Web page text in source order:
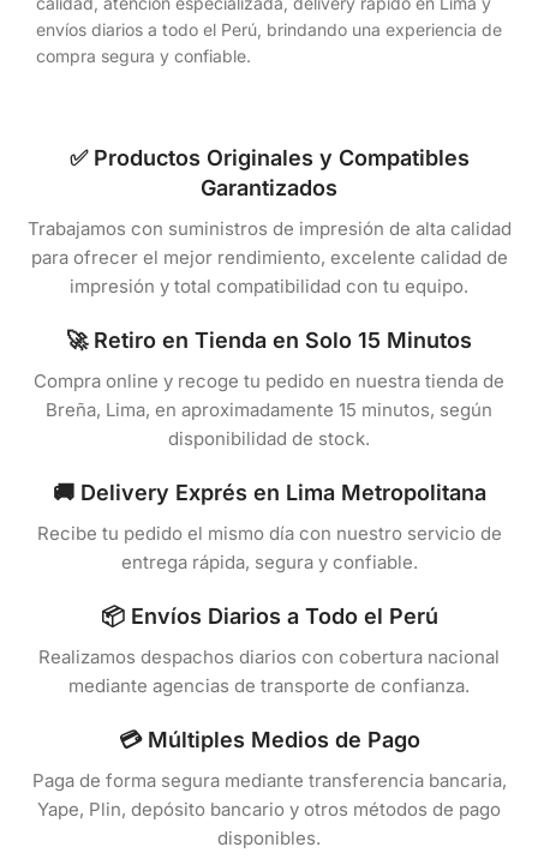
envíos diarios a todo el Perú, brindando una experiencia de
compra segura y confiable.
✅ Productos Originales y Compatibles
Garantizados
Trabajamos con suministros de impresión de alta calidad
para ofrecer el mejor rendimiento, excelente calidad de
impresión y total compatibilidad con tu equipo.
🚀 Retiro en Tienda en Solo 15 Minutos
Compra online y recoge tu pedido en nuestra tienda de
Breña, Lima, en aproximadamente 15 minutos, según
disponibilidad de stock.
🚚 Delivery Exprés en Lima Metropolitana
Recibe tu pedido el mismo día con nuestro servicio de
entrega rápida, segura y confiable.
📦 Envíos Diarios a Todo el Perú
Realizamos despachos diarios con cobertura nacional
mediante agencias de transporte de confianza.
💳 Múltiples Medios de Pago
Paga de forma segura mediante transferencia bancaria,
Yape, Plin, depósito bancario y otros métodos de pago
disponibles.